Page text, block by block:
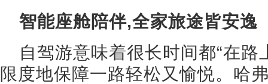
智能座舱陪伴,全家旅途皆安逸
自驾游意味着很长时间都“在
限度地保障一路轻松又愉悦。哈